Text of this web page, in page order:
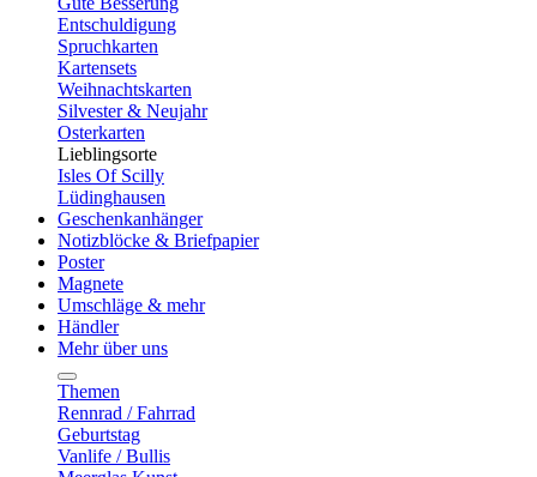
Entschuldigung
Spruchkarten
Kartensets
Weihnachtskarten
Silvester & Neujahr
Osterkarten
Lieblingsorte
Isles Of Scilly
Lüdinghausen
Geschenkanhänger
Notizblöcke & Briefpapier
Poster
Magnete
Umschläge & mehr
Händler
Mehr über uns
Themen
Rennrad / Fahrrad
Geburtstag
Vanlife / Bullis